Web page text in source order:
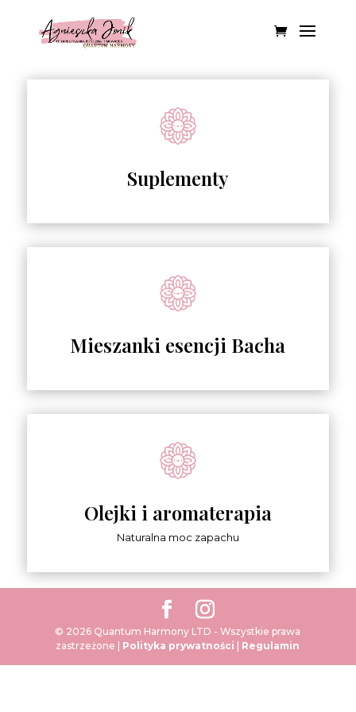
Suplementy
Mieszanki esencji Bacha
Olejki i aromaterapia
Naturalna moc zapachu
© 2026 Quantum Harmony LTD - Wszystkie prawa
zastrzeżone | Polityka prywatności Regulamin